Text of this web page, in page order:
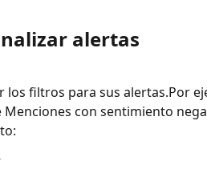
alertas
los filtros para sus alertas.Por
con sentimiento